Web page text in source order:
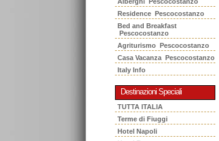
Residence Pescocostanzo
Bed and Breakfast
Pescocostanzo
Agriturismo Pescocostanzo
Casa Vacanza Pescocostanzo
Italy Info
Destinazioni Speciali
TUTTA ITALIA
Terme di Fiuggi
Hotel Napoli